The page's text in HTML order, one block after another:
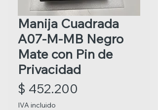
Manija Cuadrada
A07-M-MB Negro
Mate con Pin de
Privacidad
$ 452.200
IVA incluido